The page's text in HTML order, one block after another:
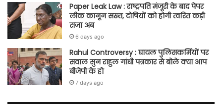
Paper Leak Law : राष्ट्रपति मंजूरी के बाद पेपर
लीक कानून सख्त, दोषियों को होगी त्वरित कड़ी
सजा अब
6 days ago
Rahul Controversy : घायल पुलिसकर्मियों पर
सवाल सुन राहुल गांधी पत्रकार से बोले क्या आप
बीजेपी के हो
7 days ago